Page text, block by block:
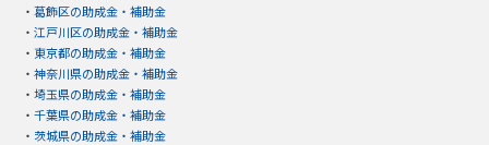
・ 葛飾区の助成金・補助金
・ 江戸川区の助成金・補助金
・ 東京都の助成金・補助金
・ 神奈川県の助成金・補助金
・ 埼玉県の助成金・補助金
・ 千葉県の助成金・補助金
・ 茨城県の助成金・補助金